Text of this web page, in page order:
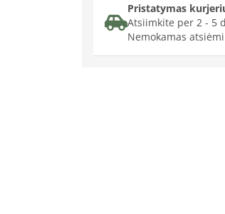
Pristatymas
Atsiimkite per 2 - 5
Nemokamas